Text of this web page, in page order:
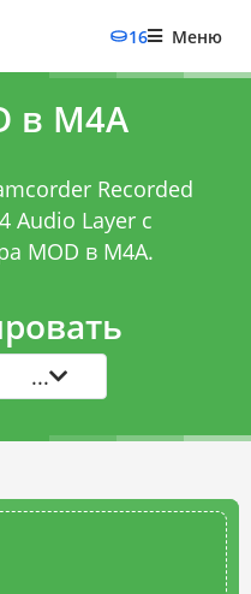
16 Меню
в M4A
Recorded
Audio Layer с
MOD в M4A.
...